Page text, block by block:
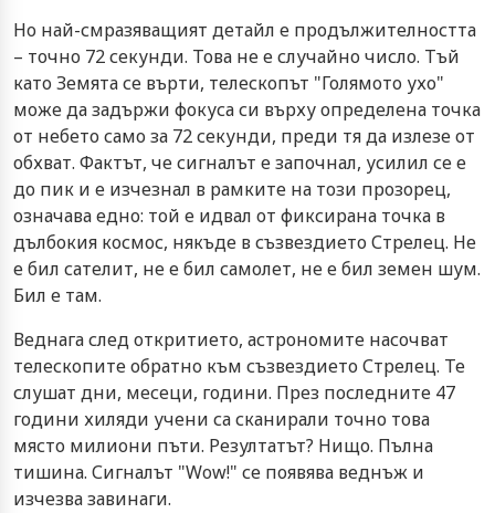
Но най-смразяващият детайл е продължителността
– точно 72 секунди. Това не е случайно число. Тъй
като Земята се върти, телескопът "Голямото ухо"
може да задържи фокуса си върху определена точка
от небето само за 72 секунди, преди тя да излезе от
обхват. Фактът, че сигналът е започнал, усилил се е
до пик и е изчезнал в рамките на този прозорец,
означава едно: той е идвал от фиксирана точка в
дълбокия космос, някъде в съзвездието Стрелец. Не
е бил сателит, не е бил самолет, не е бил земен шум.
Бил е там.
Веднага след откритието, астрономите насочват
телескопите обратно към съзвездието Стрелец. Те
слушат дни, месеци, години. През последните 47
години хиляди учени са сканирали точно това
място милиони пъти. Резултатът? Нищо. Пълна
тишина. Сигналът "Wow!" се появява веднъж и
изчезва завинаги.